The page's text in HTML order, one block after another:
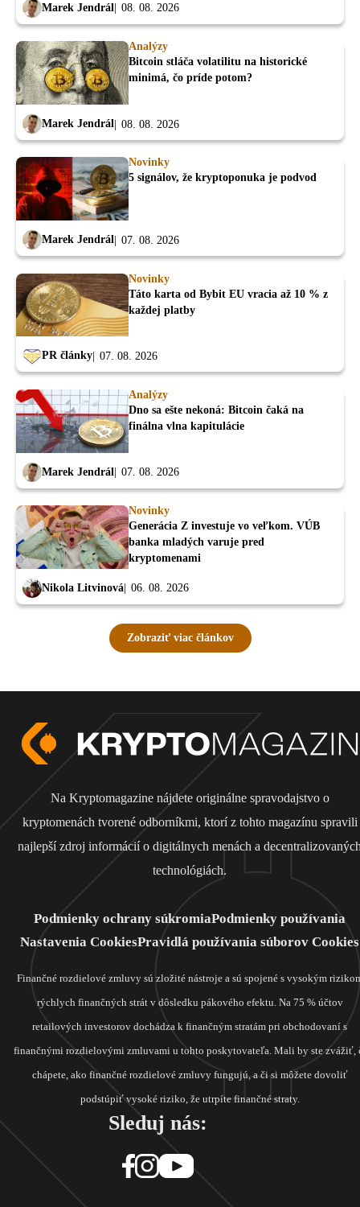
Marek Jendrál 08. 08. 2026
Analýzy
Bitcoin stláča volatilitu na historické
minimá, čo príde potom?
Marek Jendrál 08. 08. 2026
Novinky
5 signálov, že kryptoponuka je podvod
Marek Jendrál 07. 08. 2026
Novinky
Táto karta od Bybit EU vracia až 10 % z
každej platby
PR články 07. 08. 2026
Analýzy
Dno sa ešte nekoná: Bitcoin čaká na
finálna vlna kapitulácie
Marek Jendrál 07. 08. 2026
Novinky
Generácia Z investuje vo veľkom. VÚB
banka mladých varuje pred
kryptomenami
Nikola Litvinová 06. 08. 2026
Zobraziť viac článkov
Na Kryptomagazine nájdete originálne spravodajstvo o
kryptomenách tvorené odborníkmi, ktorí z tohto magazínu spravili
najlepší zdroj informácií o digitálnych menách a
technológiách.
Podmienky ochrany súkromiaPodmienky používania
Nastavenia CookiesPravidlá používania súborov Cookies
Finančné rozdielové zmluvy sú zložité nástroje a sú spojené s vysokým
rýchlych finančných strát v dôsledku pákového efektu. Na 75 % účtov
retailových investorov dochádza k finančným stratám pri obchodovaní s
finančnými rozdielovými zmluvami u tohto poskytovateľa. Mali by ste zvážiť,
chápete, ako finančné rozdielové zmluvy fungujú, a či si môžete dovoliť
podstúpiť vysoké riziko, že utrpíte finančné straty.
Sleduj nás: